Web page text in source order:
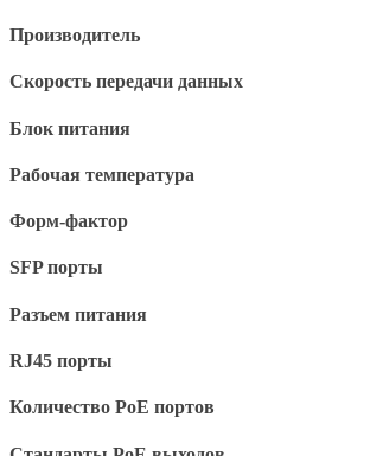
Производитель
Скорость передачи данных
Блок питания
Рабочая температура
Форм-фактор
SFP порты
Разъем питания
RJ45 порты
Количество PoE портов